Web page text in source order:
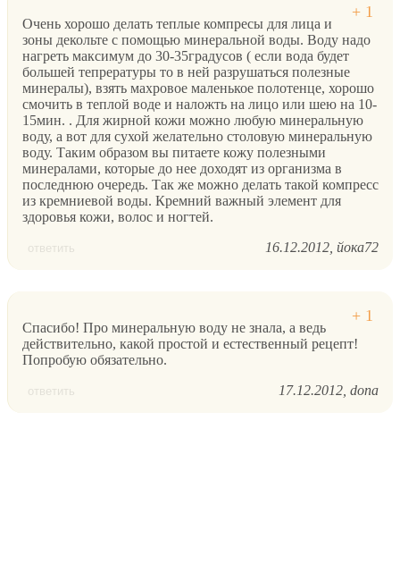
Очень хорошо делать теплые компресы для лица и
зоны декольте с помощью минеральной воды. Воду надо
нагреть максимум до 30-35градусов ( если вода будет
большей тепрературы то в ней разрушаться полезные
минералы), взять махровое маленькое полотенце, хорошо
смочить в теплой воде и наложть на лицо или шею на 10-
15мин. . Для жирной кожи можно любую минеральную
воду, а вот для сухой желательно столовую минеральную
воду. Таким образом вы питаете кожу полезными
минералами, которые до нее доходят из организма в
последнюю очередь. Так же можно делать такой компресс
из кремниевой воды. Кремний важный элемент для
здоровья кожи, волос и ногтей.
ответить 16.12.2012 йока72
Спасибо! Про минеральную воду не знала, а ведь
действительно, какой простой и естественный рецепт!
Попробую обязательно.
ответить 17.12.2012 dona